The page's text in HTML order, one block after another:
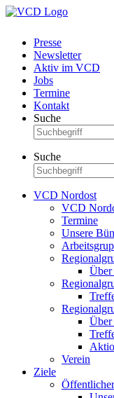
Presse
Newsletter
Aktiv im VCD
Jobs
Termine
Kontakt
Suche
Suche
VCD Nordost
VCD
Termine
Unsere
Über
Über
Verein
Ziele